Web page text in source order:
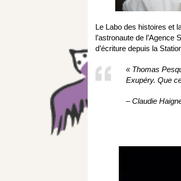
Le Labo des histoires et
l’astronaute de
d’écriture depuis la
« Thomas
Exupéry. Que
– Claudie